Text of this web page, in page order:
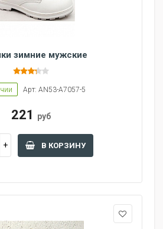
зимние мужские
Арт: AN53-A7057-5
221 руб
В КОРЗИНУ